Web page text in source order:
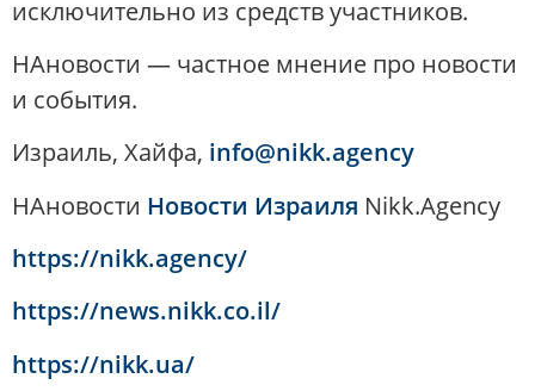
исключительно из средств участников.
НАновости — частное мнение про новости
и события.
Израиль, Хайфа, info@nikk.agency
НАновости Новости Израиля Nikk.Agency
https://nikk.agency/
https://news.nikk.co.il/
https://nikk.ua/